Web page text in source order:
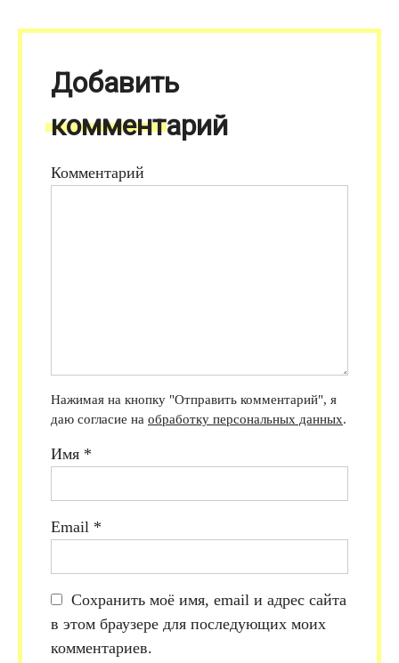
Добавить
комментарий
Комментарий
Нажимая на кнопку "Отправить комментарий", я
даю согласие на обработку персональных данных.
Имя *
Email *
Сохранить моё имя, email и адрес сайта
в этом браузере для последующих моих
комментариев.